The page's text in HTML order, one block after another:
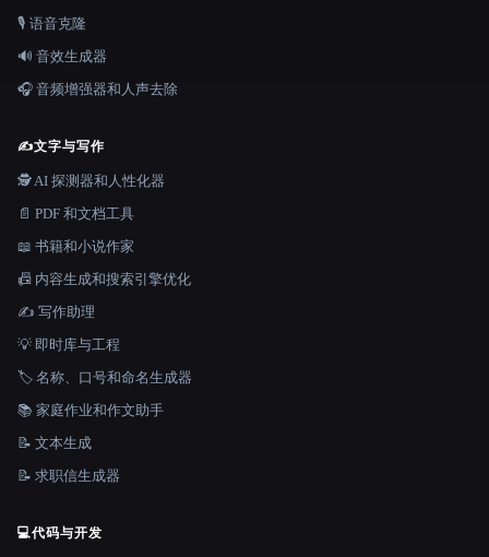
🎙️ 语音克隆
🔊 音效生成器
🎧 音频增强器和人声去除
✍️文字与写作
🕵️ AI 探测器和人性化器
📄 PDF 和文档工具
📖 书籍和小说作家
📠 内容生成和搜索引擎优化
✍️ 写作助理
💡 即时库与工程
🏷️ 名称、口号和命名生成器
📚 家庭作业和作文助手
📝 文本生成
📝 求职信生成器
💻代码与开发